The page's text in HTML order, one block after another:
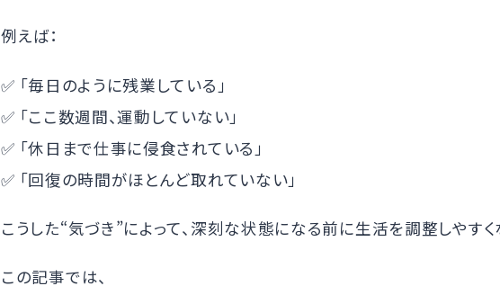
例えば：
✅ 「毎日のように残業している」
✅ 「ここ数週間、運動していない」
✅ 「休日まで仕事に侵食されている」
✅ 「回復の時間がほとんど取れていない」
こうした“気づき”によって、深刻な状態になる前に生活を調整しやすく
この記事では、